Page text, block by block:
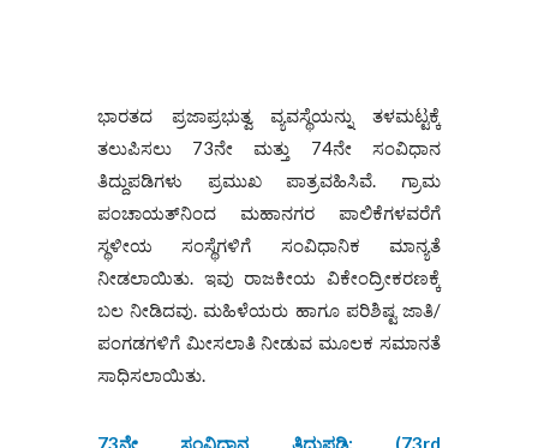
ಭಾರತದ ಪ್ರಜಾಪ್ರಭುತ್ವ ವ್ಯವಸ್ಥೆಯನ್ನು ತಳಮಟ್ಟಕ್ಕೆ
ತಲುಪಿಸಲು 73ನೇ ಮತ್ತು 74ನೇ ಸಂವಿಧಾನ
ತಿದ್ದುಪಡಿಗಳು ಪ್ರಮುಖ ಪಾತ್ರವಹಿಸಿವೆ. ಗ್ರಾಮ
ಪಂಚಾಯತ್‌ನಿಂದ ಮಹಾನಗರ ಪಾಲಿಕೆಗಳವರೆಗೆ
ಸ್ಥಳೀಯ ಸಂಸ್ಥೆಗಳಿಗೆ ಸಂವಿಧಾನಿಕ ಮಾನ್ಯತೆ
ನೀಡಲಾಯಿತು. ಇವು ರಾಜಕೀಯ ವಿಕೇಂದ್ರೀಕರಣಕ್ಕೆ
ಬಲ ನೀಡಿದವು. ಮಹಿಳೆಯರು ಹಾಗೂ ಪರಿಶಿಷ್ಟ ಜಾತಿ/
ಪಂಗಡಗಳಿಗೆ ಮೀಸಲಾತಿ ನೀಡುವ ಮೂಲಕ ಸಮಾನತೆ
ಸಾಧಿಸಲಾಯಿತು.
73ನೇ ಸಂವಿಧಾನ ತಿದ್ದುಪಡಿ: (73rd